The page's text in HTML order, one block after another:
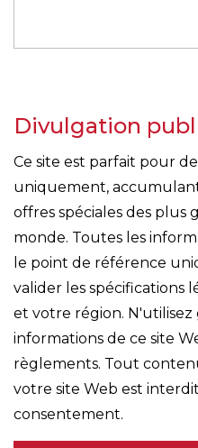
Divulgation
Ce site est parfait pour
uniquement,
offres spéciales des plus
monde. Toutes les
le point de référence
valider les spécifications
et votre région.
informations de ce site
règlements. Tout
votre site Web est
consentement.